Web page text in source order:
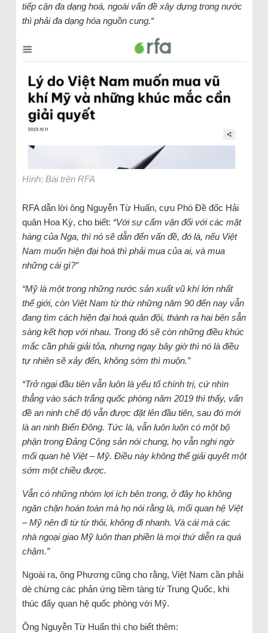
tiếp cận đa dạng hoá, ngoài vấn đề xây dựng trong nước
thì phải đa dạng hóa nguồn cung.“
Hình: Bài trên RFA
RFA dẫn lời ông Nguyễn Từ Huấn, cựu Phó Đề đốc Hải
quân Hoa Kỳ, cho biết: “Với sự cấm vận đối với các mặt
hàng của Nga, thì nó sẽ dẫn đến vấn đề, đó là, nếu Việt
Nam muốn hiện đại hoá thì phải mua của ai, và mua
những cái gì?”
“Mỹ là một trong những nước sản xuất vũ khí lớn nhất
thế giới, còn Việt Nam từ thừ những năm 90 đến nay vẫn
đang tìm cách hiện đại hoá quân đội, thành ra hai bên sẵn
sàng kết hợp với nhau. Trong đó sẽ còn những điều khúc
mắc cần phải giải tỏa, nhưng ngay bây giờ thì nó là điều
tự nhiên sẽ xảy đến, không sớm thì muộn.”
“Trở ngại đầu tiên vẫn luôn là yếu tố chính trị, cứ nhìn
thẳng vào sách trắng quốc phòng năm 2019 thì thấy, vấn
đề an ninh chế độ vẫn được đặt lên đầu tiên, sau đó mới
là an ninh Biển Đông. Tức là, vẫn luôn luôn có một bộ
phận trong Đảng Cộng sản nói chung, họ vẫn nghi ngờ
mối quan hệ Việt – Mỹ. Điều này không thể giải quyết một
sớm một chiều được.
Vẫn có những nhóm lợi ích bên trong, ở đây họ không
ngăn chặn hoàn toàn mà họ nói rằng là, mối quan hệ Việt
– Mỹ nên đi từ từ thôi, không đi nhanh. Và cái mà các
nhà ngoại giao Mỹ luôn than phiền là mọi thứ diễn ra quá
chậm.”
Ngoài ra, ông Phương cũng cho rằng, Việt Nam cần phải
dè chừng các phản ứng tiềm tàng từ Trung Quốc, khi
thúc đẩy quan hệ quốc phòng với Mỹ.
Ông Nguyễn Từ Huấn thì cho biết thêm: